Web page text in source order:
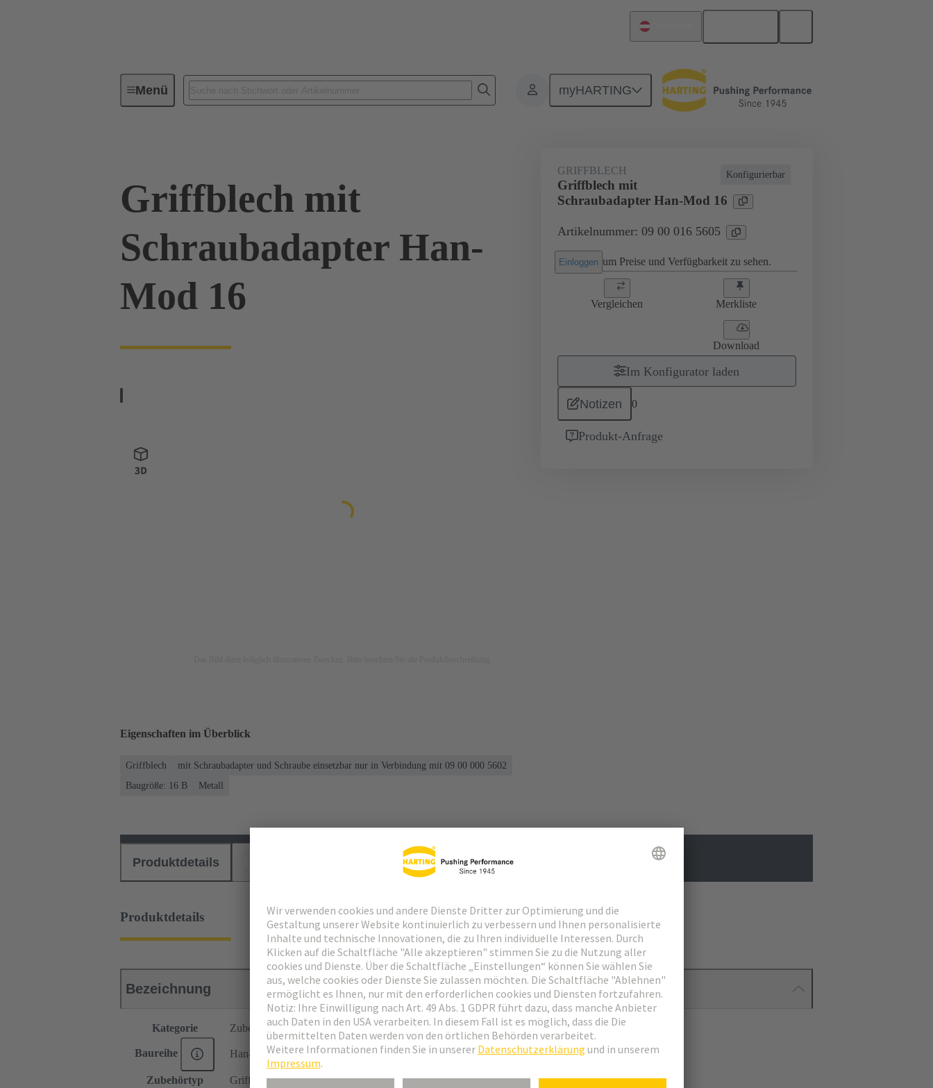
Menü myHARTING
Baureihen
Griffblech mit
Schraubadapter Han-
Mod 16
Konfigurierbar
GRIFFBLECH
Griffblech mit
Schraubadapter Han-Mod 16
Artikelnummer: 09 00 016 5605
Einloggen um Preise und Verfügbarkeit zu sehen.
Vergleichen Merkliste
Download
Im Konfigurator laden
Notizen 0
Produkt-Anfrage
Eigenschaften im Überblick
Griffblech
mit Schraubadapter und Schraube einsetzbar nur in Verbindung mit 09 00 000 5602
Baugröße: 16 B
Metall
Produktdetails Passende Produkte Händler
Produktdetails
Bezeichnung
Kategorie Zubehör
Baureihe Han-Modular®
Zubehörtyp
Griffblech